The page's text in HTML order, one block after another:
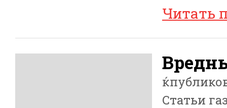
Читать
Статьи